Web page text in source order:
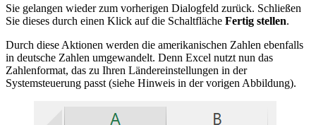
Sie gelangen wieder zum vorherigen Dialogfeld zurück. Schließen
Sie dieses durch einen Klick auf die Schaltfläche Fertig stellen.
Durch diese Aktionen werden die amerikanischen Zahlen ebenfalls
in deutsche Zahlen umgewandelt. Denn Excel nutzt nun das
Zahlenformat, das zu Ihren Ländereinstellungen in der
Systemsteuerung passt (siehe Hinweis in der vorigen Abbildung).